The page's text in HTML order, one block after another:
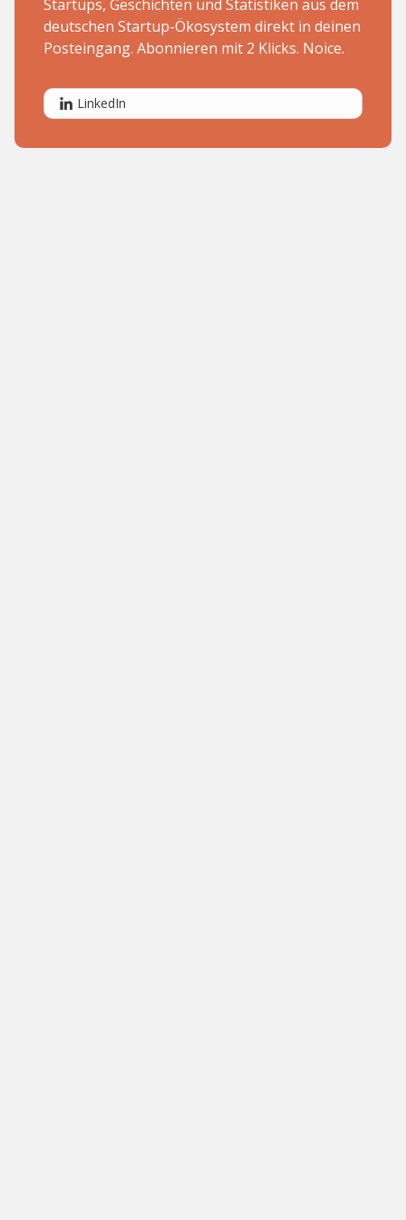
Startups, Geschichten und Statistiken aus dem
deutschen Startup-Ökosystem direkt in deinen
Posteingang. Abonnieren mit 2 Klicks. Noice.
LinkedIn